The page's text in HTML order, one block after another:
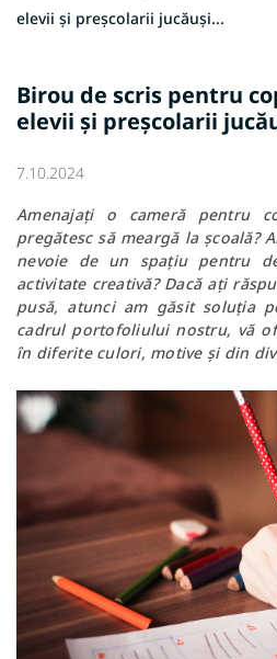
elevii și preșcolarii jucăuși...
Birou de scris pentru
elevii și preșcolarii
7.10.2024
Amenajați o cameră pentru
pregătesc să meargă la școală?
nevoie de un spațiu pentru
activitate creativă? Dacă ați
pusă, atunci am găsit soluția
cadrul portofoliului nostru, vă
în diferite culori, motive și din